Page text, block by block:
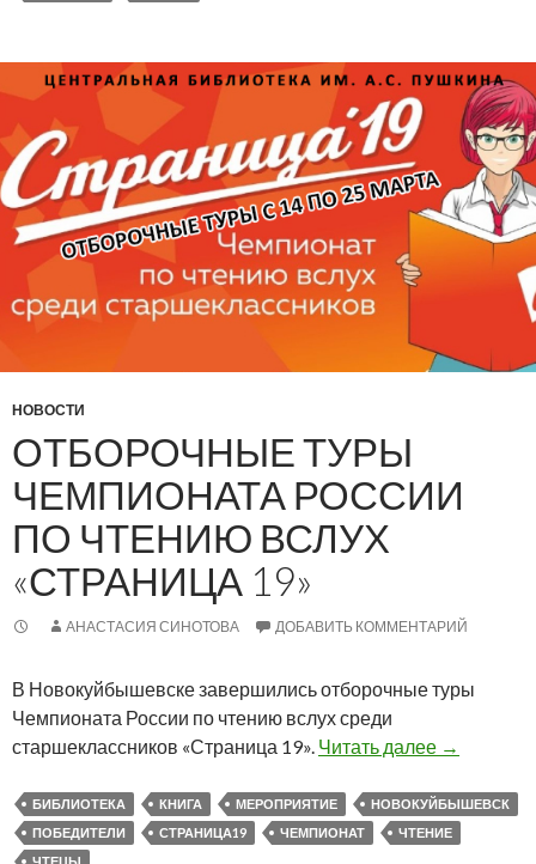
НОВОСТИ
ОТБОРОЧНЫЕ ТУРЫ
ЧЕМПИОНАТА РОССИИ
ПО ЧТЕНИЮ ВСЛУХ
«СТРАНИЦА 19»
АНАСТАСИЯ СИНОТОВА ДОБАВИТЬ КОММЕНТАРИЙ
В Новокуйбышевске завершились отборочные туры
Чемпионата России по чтению вслух среди
старшеклассников «Страница 19». Читать далее →
БИБЛИОТЕКА КНИГА МЕРОПРИЯТИЕ
НОВОКУЙБЫШЕВСК
ПОБЕДИТЕЛИ
СТРАНИЦА19 ЧЕМПИОНАТ
ЧТЕНИЕ
ЧТЕЦЫ